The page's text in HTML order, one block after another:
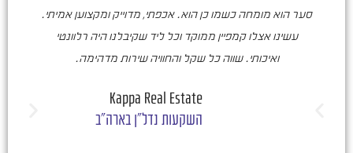
סער הוא מומחה כשמו כן הוא. אכפתי, מדוייק ומקצוען אמיתי.
עשינו אצלו קמפיין ממוקד וכל ליד שקיבלנו היה רלוונטי
ואיכותי. שווה כל שקל והחוויה שירות מדהימה.
Kappa Real Estate
השקעות נדל"ן בארה"ב